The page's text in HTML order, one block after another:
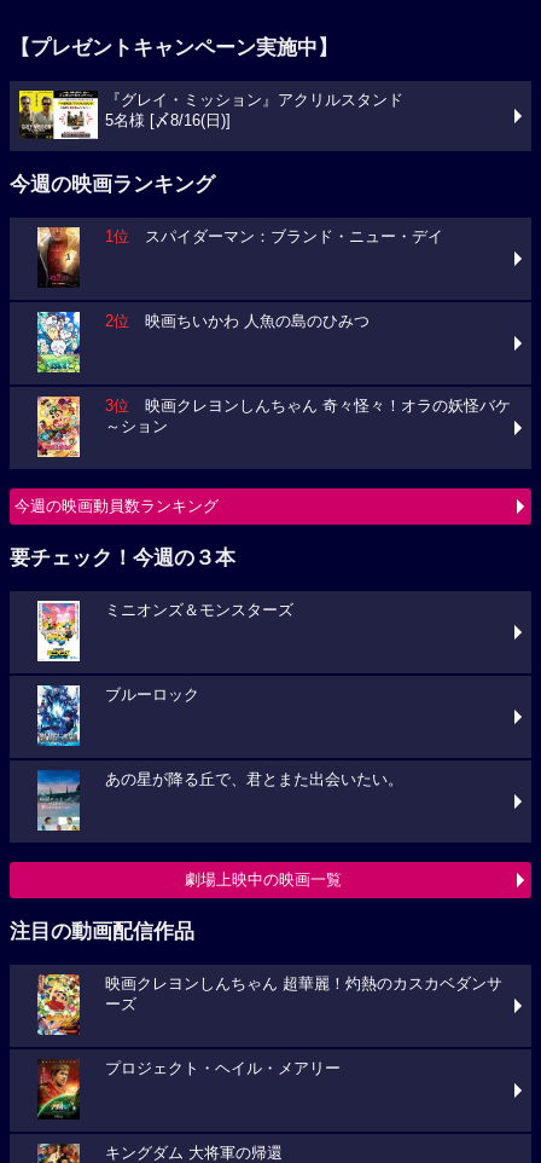
【プレゼントキャンペーン実施中】
『グレイ・ミッション』アクリルスタンド
5名様 [〆8/16(日)]
今週の映画ランキング
1位 スパイダーマン：ブランド・ニュー・デイ
2位 映画ちいかわ 人魚の島のひみつ
3位 映画クレヨンしんちゃん 奇々怪々！オラの妖怪バケ
～ション
今週の映画動員数ランキング
要チェック！今週の３本
ミニオンズ＆モンスターズ
ブルーロック
あの星が降る丘で、君とまた出会いたい。
劇場上映中の映画一覧
注目の動画配信作品
映画クレヨンしんちゃん 超華麗！灼熱のカスカベダンサ
ーズ
プロジェクト・ヘイル・メアリー
キングダム 大将軍の帰還